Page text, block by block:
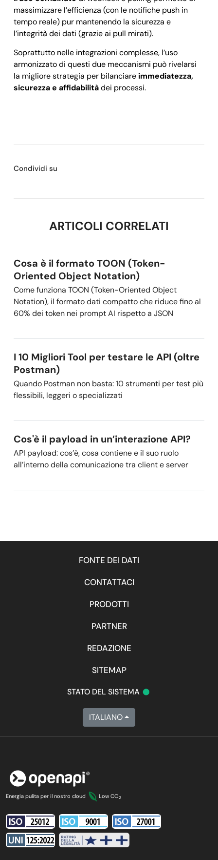
massimizzare l’efficienza (con le notifiche push in
tempo reale) pur mantenendo la sicurezza e
l’integrità dei dati (grazie ai pull mirati).
Soprattutto nelle integrazioni complesse, l’uso
armonizzato di questi due meccanismi può rivelarsi
la migliore strategia per bilanciare immediatezza,
sicurezza e affidabilitàdei processi.
Condividi su
ARTICOLI CORRELATI
Cosa è il formato TOON (Token-
Oriented Object Notation)
Come funziona TOON (Token-Oriented Object
Notation), il formato dati compatto che riduce fino al
60% dei token nei prompt AI rispetto a JSON
I 10 Migliori Tool per testare le API (oltre
Postman)
Quando Postman non basta: 10 strumenti per test più
flessibili, leggeri o specializzati
Cos'è il payload in un’interazione API?
API payload: cos’è, cosa contiene e il suo ruolo
all’interno della comunicazione tra client e server
FONTE DEI DATI
CONTATTACI
PRODOTTI
PARTNER
REDAZIONE
SITEMAP
STATO DEL SISTEMA •
ITALIANO
Energia pulita per il nostro cloud Low CO2